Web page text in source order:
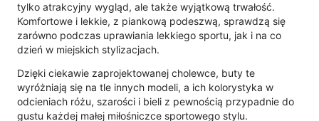
tylko atrakcyjny wygląd, ale także wyjątkową trwałość.
Komfortowe i lekkie, z piankową podeszwą, sprawdzą się
zarówno podczas uprawiania lekkiego sportu, jak i na co
dzień w miejskich stylizacjach.
Dzięki ciekawie zaprojektowanej cholewce, buty te
wyróżniają się na tle innych modeli, a ich kolorystyka w
odcieniach różu, szarości i bieli z pewnością przypadnie do
gustu każdej małej miłośniczce sportowego stylu.